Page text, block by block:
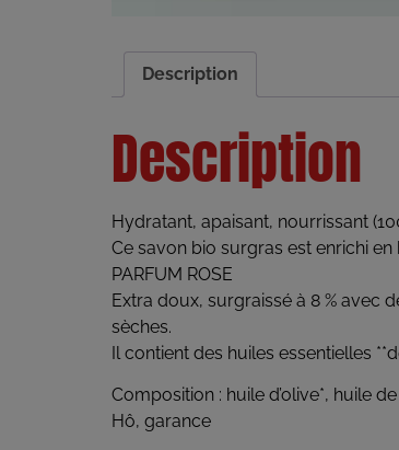
Description
Description
Hydratant, apaisant, nourrissant
Ce savon bio surgras est enrichi
PARFUM ROSE
Extra doux, surgraissé à 8 % avec
sèches.
Il contient des huiles essentielles
Composition : huile d’olive*, huile
Hô, garance